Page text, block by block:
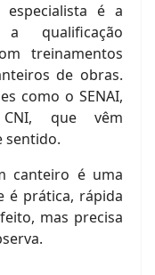
é a
qualificação
treinamentos
de obras.
como o SENAI,
que vêm
sentido.
canteiro é uma
é prática, rápida
mas precisa